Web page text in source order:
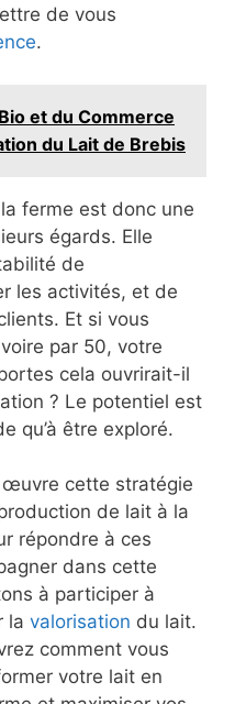
de vous
.
et du Commerce
du Lait de Brebis
ferme est donc une
égards. Elle
de
les activités, et de
Et si vous
par 50, votre
cela ouvrirait-il
? Le potentiel est
qu’à être exploré.
cette stratégie
de lait à la
répondre à ces
dans cette
à participer à
la valorisation du lait.
comment vous
votre lait en